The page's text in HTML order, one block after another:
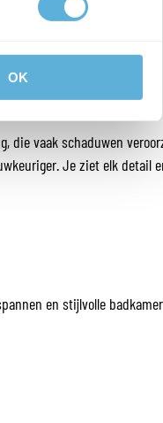
OK
interieur.
die vaak schaduwen
Je ziet elk detail
en stijlvolle